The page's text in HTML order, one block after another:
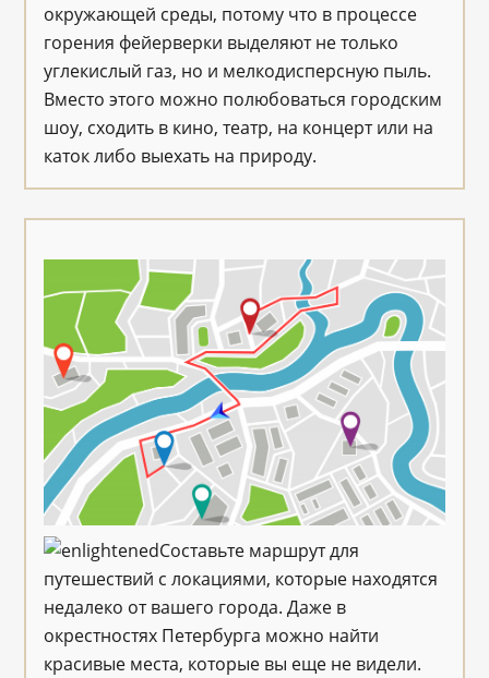
окружающей среды, потому что в процессе
горения фейерверки выделяют не только
углекислый газ, но и мелкодисперсную пыль.
Вместо этого можно полюбоваться городским
шоу, сходить в кино, театр, на концерт или на
каток либо выехать на природу.
Составьте маршрут для
путешествий с локациями, которые находятся
недалеко от вашего города. Даже в
окрестностях Петербурга можно найти
красивые места, которые вы еще не видели.